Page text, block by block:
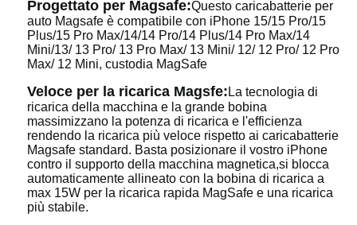
Progettato per Magsafe:Questo caricabatterie per
auto Magsafe è compatibile con iPhone 15/15 Pro/15
Plus/15 Pro Max/14/14 Pro/14 Plus/14 Pro Max/14
Mini/13/ 13 Pro/ 13 Pro Max/ 13 Mini/ 12/ 12 Pro/ 12 Pro
Max/ 12 Mini, custodia MagSafe
Veloce per la ricarica Magsfe: La tecnologia di
ricarica della macchina e la grande bobina
massimizzano la potenza di ricarica e l'efficienza
rendendo la ricarica più veloce rispetto ai caricabatterie
Magsafe standard. Basta posizionare il vostro iPhone
contro il supporto della macchina magnetica,si blocca
automaticamente allineato con la bobina di ricarica a
max 15W per la ricarica rapida MagSafe e una ricarica
più stabile.